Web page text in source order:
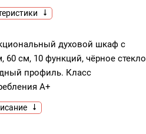
духовой шкаф с
60 см, 10 функций, чёрное стекло
профиль. Класс
А+